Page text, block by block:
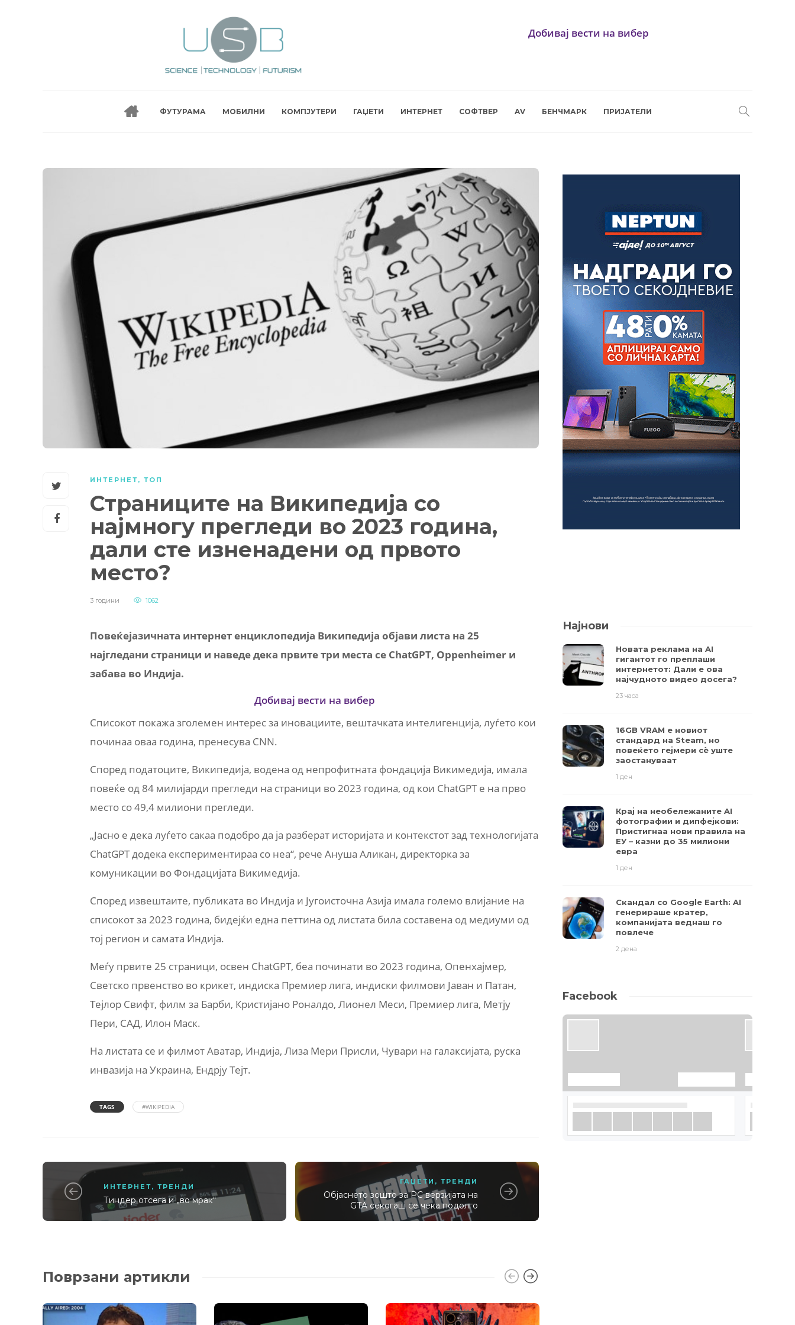
Добивај вести на вибер
ФУТУРАМА МОБИЛНИ КОМПЈУТЕРИ ГАЏЕТИ ИНТЕРНЕТ СОФТВЕР AV БЕНЧМАРК ПРИЈАТЕЛИ
ИНТЕРНЕТ, ТОП
Страниците на Википедија со
најмногу прегледи во 2023 година,
дали сте изненадени од првото
место?
3 години 1062
Повеќејазичната интернет енциклопедија Википедија објави листа на 25
најгледани страници и наведе дека првите три места се ChatGPT, Oppenheimer и
забава во Индија.
Добивај вести на вибер
Списокот покажа зголемен интерес за иновациите, вештачката интелигенција, луѓето кои
починаа оваа година, пренесува CNN.
Според податоците, Википедија, водена од непрофитната фондација Викимедија, имала
повеќе од 84 милијарди прегледи на страници во 2023 година, од кои ChatGPT е на прво
место со 49,4 милиони прегледи.
„Јасно е дека луѓето сакаа подобро да ја разберат историјата и контекстот зад технологијата
ChatGPT додека експериментираа со неа“, рече Ануша Аликан, директорка за
комуникации во Фондацијата Викимедија.
Според извештаите, публиката во Индија и Југоисточна Азија имала големо влијание на
списокот за 2023 година, бидејќи една петтина од листата била составена од медиуми од
тој регион и самата Индија.
Меѓу првите 25 страници, освен ChatGPT, беа починати во 2023 година, Опенхајмер,
Светско првенство во крикет, индиска Премиер лига, индиски филмови Јаван и Патан,
Тејлор Свифт, филм за Барби, Кристијано Роналдо, Лионел Меси, Премиер лига, Метју
Пери, САД, Илон Маск.
На листата се и филмот Аватар, Индија, Лиза Мери Присли, Чувари на галаксијата, руска
инвазија на Украина, Ендрју Тејт.
TAGS #WIKIPEDIA
ИНТЕРНЕТ,ТРЕНДИ
Тиндер отсега и „во мрак“
ГАЏЕТИ ,ТРЕНДИ
Објаснето зошто за PC верзијата на
GTA секогаш се чека подолго
Поврзани артикли
Најнови
Новата реклама на AI
гигантот го преплаши
интернетот: Дали е ова
најчудното видео досега?
23 часа
16GB VRAM е новиот
стандард на Steam, но
повеќето гејмери ​​сè уште
заостануваат
1 ден
Крај на необележаните AI
фотографии и дипфејкови:
Пристигнаа нови правила на
ЕУ – казни до 35 милиони
евра
1 ден
Скандал со Google Earth: AI
генерираше кратер,
компанијата веднаш го
повлече
2 дена
Facebook